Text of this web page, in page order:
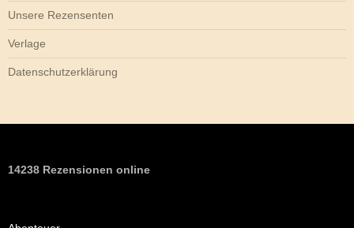
Unsere Rezensenten
Verlage
Datenschutzerklärung
14238 Rezensionen online